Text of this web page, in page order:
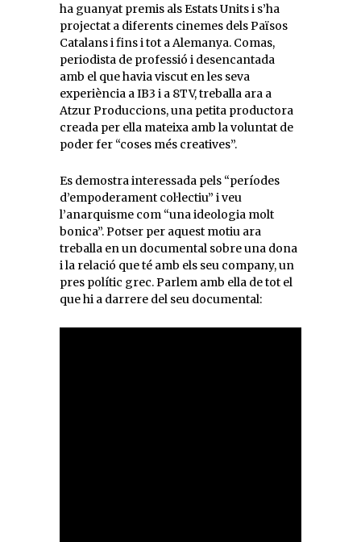
ha guanyat premis als Estats Units i s’ha
projectat a diferents cinemes dels Països
Catalans i fins i tot a Alemanya. Comas,
periodista de professió i desencantada
amb el que havia viscut en les seva
experiència a IB3 i a 8TV, treballa ara a
Atzur Produccions, una petita productora
creada per ella mateixa amb la voluntat de
poder fer “coses més creatives”.
Es demostra interessada pels “períodes
d’empoderament col·lectiu” i veu
l’anarquisme com “una ideologia molt
bonica”. Potser per aquest motiu ara
treballa en un documental sobre una dona
i la relació que té amb els seu company, un
pres polític grec. Parlem amb ella de tot el
que hi a darrere del seu documental: